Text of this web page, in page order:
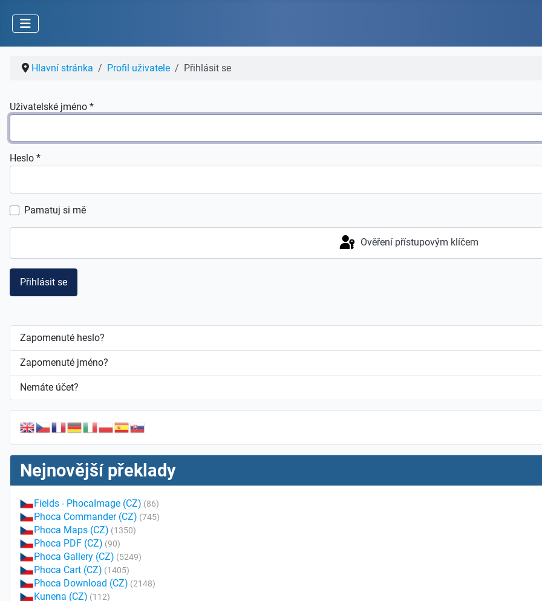
Hlavní stránka Profil uživatele Přihlásit se
Uživatelské jméno *
Heslo *
Pamatuj si mě
Ověření přístupovým klíčem
Přihlásit se
Zapomenuté heslo?
Zapomenuté jméno?
Nemáte účet?
Nejnovější překlady
Fields - PhocaImage (CZ) (86)
Phoca Commander (CZ) (745)
Phoca Maps (CZ) (1350)
Phoca PDF (CZ) (90)
Phoca Gallery (CZ) (5249)
Phoca Cart (CZ) (1405)
Phoca Download (CZ) (2148)
Kunena (CZ) (112)